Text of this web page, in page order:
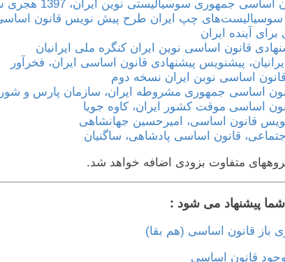
جمهوری سوسیالیستی نوین ایران، 1397 هجری ش.
چپ ایران طرح پیش نویس قانون اساسی
آینده ایران
قانون اساسی نوین ایران کنگره ملی ایرانیان
پیشنویس پیشنهادی قانون اساسی ایران، فخرآور
اساسی نوبن ايران نسخه دوم
اساسی جمهوری مشروطه ایران، سازمان پارس و
اساسی موقت کشور ایران، کاوه جویا
قانون اساسی، امیرحسین جهانشاهی
قانون اساسی پادشاهی، ساگنیان
متفاوت بزودی اضافه خواهد شد.
پیشنهاد می شود :
باز قانون اساسی (هم بقا)
قانون اساسی